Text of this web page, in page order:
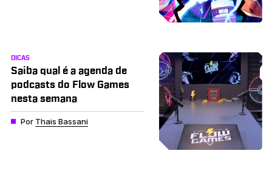
DICAS
Saiba qual é a agenda de
podcasts do Flow Games
nesta semana
Por Thais Bassani